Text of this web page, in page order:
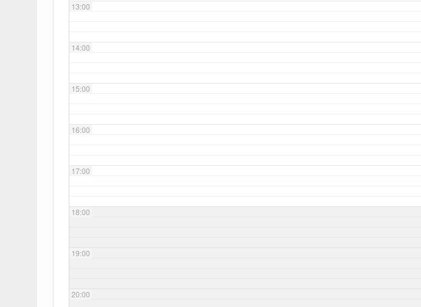
13:00
14:00
15:00
16:00
17:00
18:00
19:00
20:00